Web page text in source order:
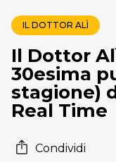
IL DOTTOR ALÌ
Il Dottor
30esima
stagione)
Real Time
Condividi